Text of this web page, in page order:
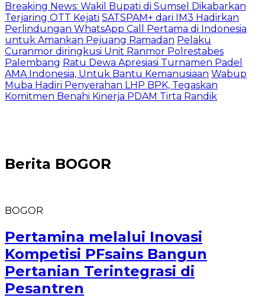
Breaking News: Wakil Bupati di Sumsel Dikabarkan
Terjaring OTT Kejati SATSPAM+ dari IM3 Hadirkan
Perlindungan WhatsApp Call Pertama di Indonesia
untuk Amankan Pejuang Ramadan Pelaku
Curanmor diringkusi Unit Ranmor Polrestabes
Palembang Ratu Dewa Apresiasi Turnamen Padel
AMA Indonesia, Untuk Bantu Kemanusiaan Wabup
Muba Hadiri Penyerahan LHP BPK, Tegaskan
Komitmen Benahi Kinerja PDAM Tirta Randik
Berita BOGOR
BOGOR
Pertamina melalui Inovasi
Kompetisi PFsains Bangun
Pertanian Terintegrasi di
Pesantren